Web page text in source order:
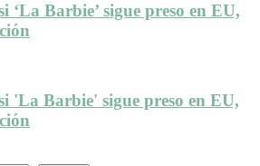
‘La Barbie’ sigue preso en EU,
'La Barbie' sigue preso en EU,